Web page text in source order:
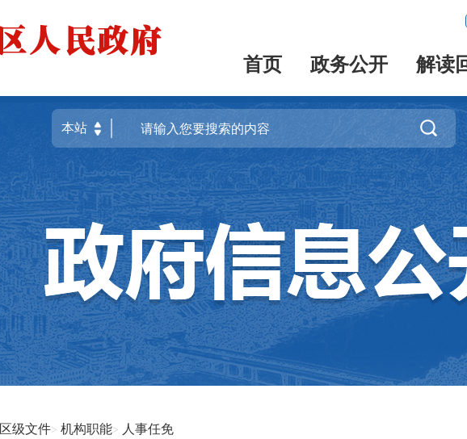
首页 政务公开 解读

区级文件 机构职能 人事任免